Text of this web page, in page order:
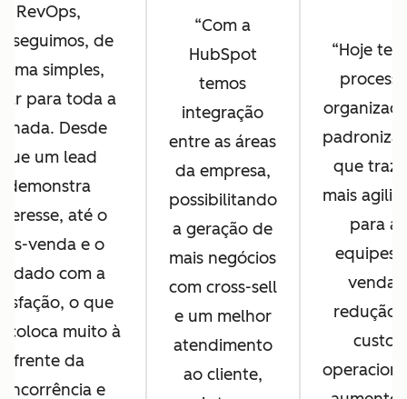
RevOps,
de
simples,
para toda a
Desde
que um lead
demonstra
até o
venda e o
com a
o que
coloca muito à
frente da
e
Com a
HubSpot
temos
integração
entre as áreas
da empresa,
possibilitando
a geração de
mais negócios
com cross-sell
e um melhor
atendimento
ao cliente,
Hoje
que
mais
para as
equipes
vendas,
redução
custos